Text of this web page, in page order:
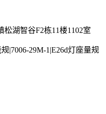
湖智谷F2栋11楼1102室
|7006-29M-1|E26d灯座量规